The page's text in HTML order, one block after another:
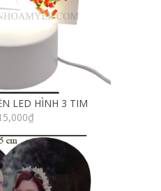
LED HÌNH 3 TIM
₫